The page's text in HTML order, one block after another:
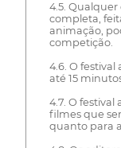
4.5.
completa,
animação,
competição.
4.6. O
até 15
4.7. O
filmes que
quanto para